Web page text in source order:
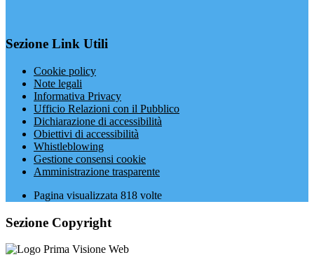
Sezione Link Utili
Cookie policy
Note legali
Informativa Privacy
Ufficio Relazioni con il Pubblico
Dichiarazione di accessibilità
Obiettivi di accessibilità
Whistleblowing
Gestione consensi cookie
Amministrazione trasparente
Pagina visualizzata 818 volte
Sezione Copyright